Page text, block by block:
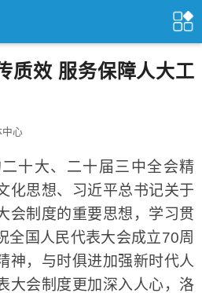
质效 服务保障人大工
中心
大、二十届三中全会精
化思想、习近平总书记关于
会制度的重要思想，学习贯
全国人民代表大会成立70周
神，与时俱进加强新时代人
大会制度更加深入人心，洛